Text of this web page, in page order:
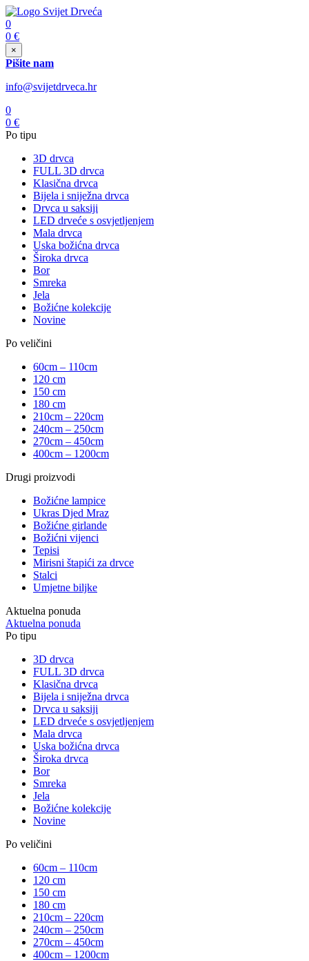
0
0 €
×
Pišite nam
info@svijetdrveca.hr
0
0 €
Po tipu
3D drvca
FULL 3D drvca
Klasična drvca
Bijela i sniježna drvca
Drvca u saksiji
LED drveće s osvjetljenjem
Mala drvca
Uska božićna drvca
Široka drvca
Bor
Smreka
Jela
Božićne kolekcije
Novine
Po veličini
60cm – 110cm
120 cm
150 cm
180 cm
210cm – 220cm
240cm – 250cm
270cm – 450cm
400cm – 1200cm
Drugi proizvodi
Božićne lampice
Ukras Djed Mraz
Božićne girlande
Božićni vijenci
Tepisi
Mirisni štapići za drvce
Stalci
Umjetne biljke
Aktuelna ponuda
Aktuelna ponuda
Po tipu
3D drvca
FULL 3D drvca
Klasična drvca
Bijela i sniježna drvca
Drvca u saksiji
LED drveće s osvjetljenjem
Mala drvca
Uska božićna drvca
Široka drvca
Bor
Smreka
Jela
Božićne kolekcije
Novine
Po veličini
60cm – 110cm
120 cm
150 cm
180 cm
210cm – 220cm
240cm – 250cm
270cm – 450cm
400cm – 1200cm